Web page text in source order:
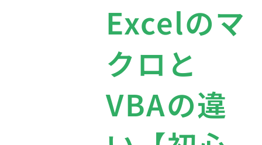
Excelのマ
クロと
VBAの違